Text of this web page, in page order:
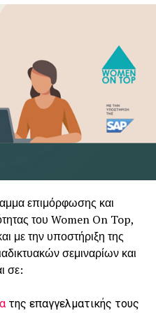
επιμόρφωσης και
του Women On Top,
με την υποστήριξη της
σεμιναρίων και
σε:
της επαγγελματικής τους